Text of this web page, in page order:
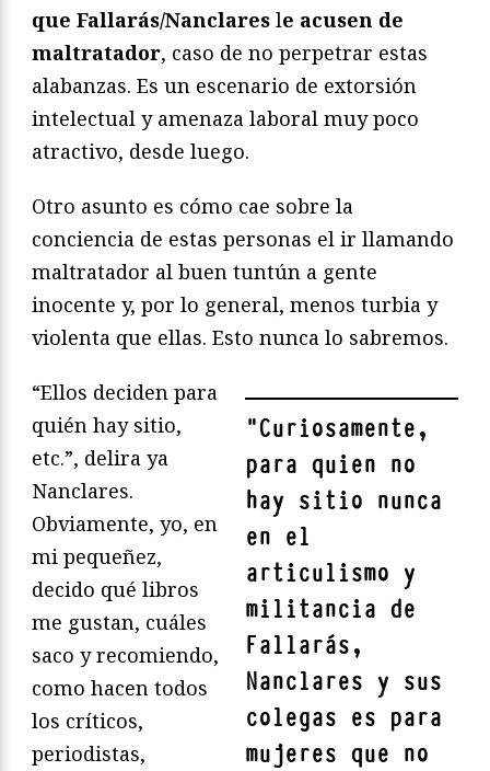
que Fallarás/Nanclares le acusen de
maltratador, caso de no perpetrar estas
alabanzas. Es un escenario de extorsión
intelectual y amenaza laboral muy poco
atractivo, desde luego.
Otro asunto es cómo cae sobre la
conciencia de estas personas el ir llamando
maltratador al buen tuntún a gente
inocente y, por lo general, menos turbia y
violenta que ellas. Esto nunca lo sabremos.
"Curiosamente,
para quien no
hay sitio nunca
en el
articulismo y
militancia de
Fallarás,
Nanclares y sus
colegas es para
mujeres que no
“Ellos deciden para
quién hay sitio,
etc.”, delira ya
Nanclares.
Obviamente, yo, en
mi pequeñez,
decido qué libros
me gustan, cuáles
saco y recomiendo,
como hacen todos
los críticos,
periodistas,